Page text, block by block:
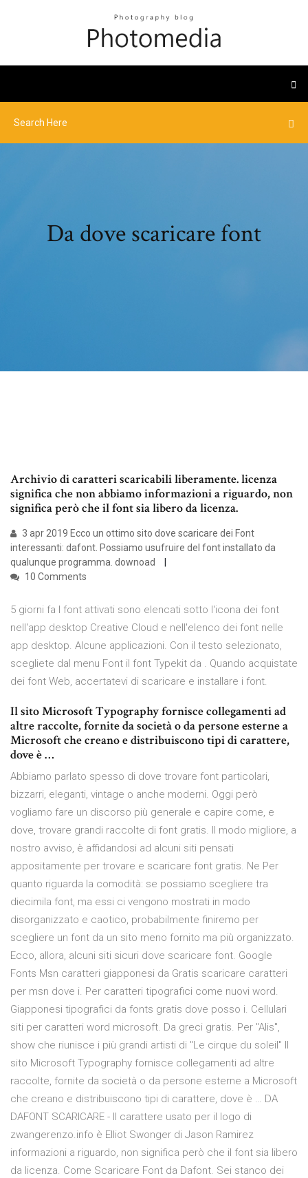
Da dove scaricare font
Archivio di caratteri scaricabili liberamente. licenza
significa che non abbiamo informazioni a riguardo, non
significa però che il font sia libero da licenza.
3 apr 2019 Ecco un ottimo sito dove scaricare dei Font
interessanti: dafont. Possiamo usufruire del font installato da
qualunque programma. downoad
10 Comments
5 giorni fa I font attivati sono elencati sotto l'icona dei font
nell'app desktop Creative Cloud e nell'elenco dei font nelle
app desktop. Alcune applicazioni. Con il testo selezionato,
scegliete dal menu Font il font Typekit da . Quando acquistate
dei font Web, accertatevi di scaricare e installare i font.
Il sito Microsoft Typography fornisce collegamenti ad
altre raccolte, fornite da società o da persone esterne a
Microsoft che creano e distribuiscono tipi di carattere,
dove è …
Abbiamo parlato spesso di dove trovare font particolari,
bizzarri, eleganti, vintage o anche moderni. Oggi però
vogliamo fare un discorso più generale e capire come, e
dove, trovare grandi raccolte di font gratis. Il modo migliore, a
nostro avviso, è affidandosi ad alcuni siti pensati
appositamente per trovare e scaricare font gratis. Ne Per
quanto riguarda la comodità: se possiamo scegliere tra
diecimila font, ma essi ci vengono mostrati in modo
disorganizzato e caotico, probabilmente finiremo per
scegliere un font da un sito meno fornito ma più organizzato.
Ecco, allora, alcuni siti sicuri dove scaricare font. Google
Fonts Msn caratteri giapponesi da Gratis scaricare caratteri
per msn dove i. Per caratteri tipografici come nuovi word.
Giapponesi tipografici da fonts gratis dove posso i. Cellulari
siti per caratteri word microsoft. Da greci gratis. Per "Alis",
show che riunisce i più grandi artisti di "Le cirque du soleil" Il
sito Microsoft Typography fornisce collegamenti ad altre
raccolte, fornite da società o da persone esterne a Microsoft
che creano e distribuiscono tipi di carattere, dove è … DA
DAFONT SCARICARE - Il carattere usato per il logo di
zwangerenzo.info è Elliot Swonger di Jason Ramirez
informazioni a riguardo, non significa però che il font sia libero
da licenza. Come Scaricare Font da Dafont. Sei stanco dei